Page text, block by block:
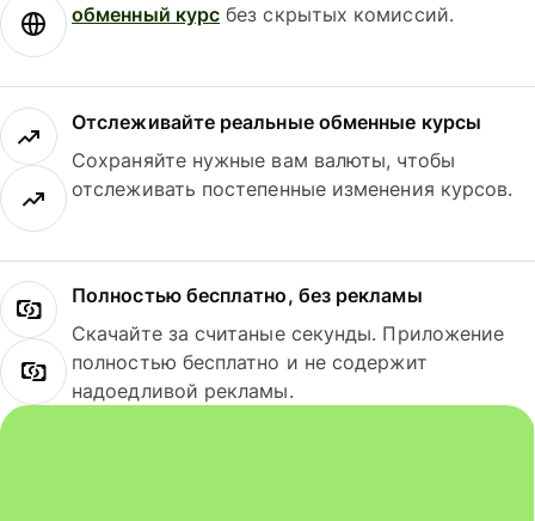
обменный курс без скрытых комиссий.
Отслеживайте реальные обменные курсы
Сохраняйте нужные вам валюты, чтобы
отслеживать постепенные изменения курсов.
Полностью бесплатно, без рекламы
Скачайте за считаные секунды. Приложение
полностью бесплатно и не содержит
надоедливой рекламы.